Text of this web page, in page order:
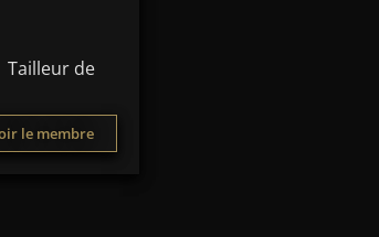
Tailleur de
le membre